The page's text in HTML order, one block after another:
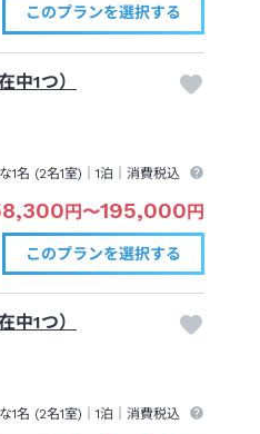
このプランを選択する
1つ）
1名 (2名1室)｜1泊 ｜消費税込
円〜195,000円
このプランを選択する
1つ）
1名 (2名1室)｜1泊 ｜消費税込